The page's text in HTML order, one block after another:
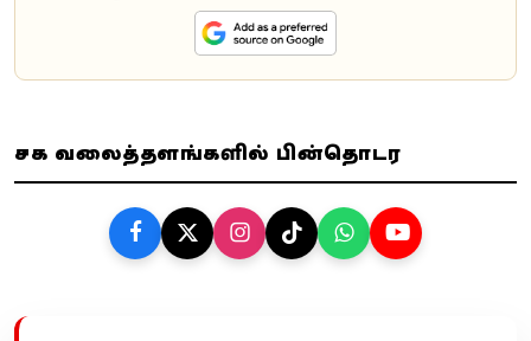
சமூக வலைத்தளங்களில் பின்தொடர